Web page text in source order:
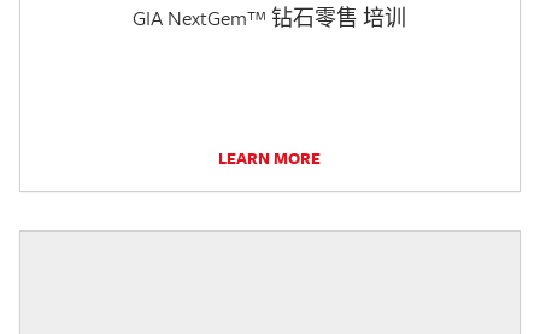
GIA NextGem™ 钻石零售 培训
LEARN MORE